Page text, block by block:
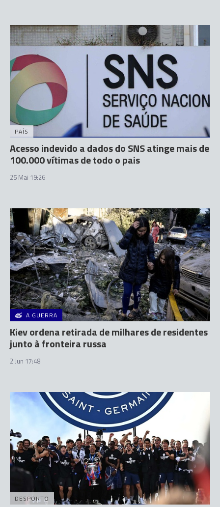
PAÍS
Acesso indevido a dados do SNS atinge mais de
100.000 vítimas de todo o pais
25 Mai 19:26
A GUERRA
Kiev ordena retirada de milhares de residentes
junto à fronteira russa
2 Jun 17:48
DESPORTO